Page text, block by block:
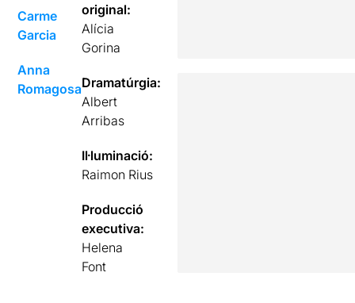
Carme
Garcia
Anna
Romagosa
original:
Alícia
Gorina
Dramatúrgia:
Albert
Arribas
Il·luminació:
Raimon Rius
Producció
executiva:
Helena
Font